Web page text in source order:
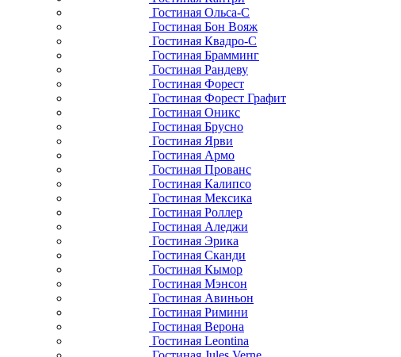
Гостиная Ольса-С
Гостиная Бон Вояж
Гостиная Квадро-С
Гостиная Брамминг
Гостиная Рандеву
Гостиная Форест
Гостиная Форест Графит
Гостиная Оникс
Гостиная Брусно
Гостиная Ярви
Гостиная Армо
Гостиная Прованс
Гостиная Калипсо
Гостиная Мексика
Гостиная Роллер
Гостиная Аледжи
Гостиная Эрика
Гостиная Сканди
Гостиная Кымор
Гостиная Мэнсон
Гостиная Авиньон
Гостиная Римини
Гостиная Верона
Гостиная Leontina